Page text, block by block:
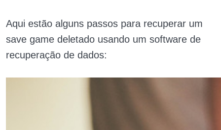
Aqui estão alguns passos para recuperar um
save game deletado usando um software de
recuperação de dados: